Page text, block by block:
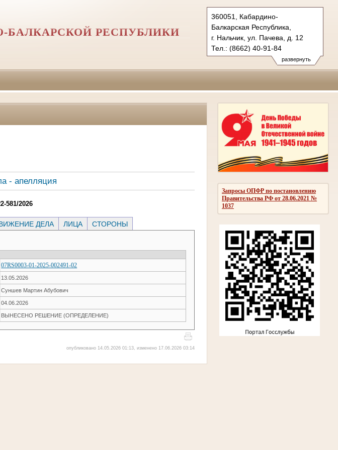
развернуть
360051, Кабардино-
Балкарская Республика,
г. Нальчик, ул. Пачева, д. 12
Тел.: (8662) 40-91-84
vs.kbr@sudrf.ru
БАЛКАРСКОЙ РЕСПУБЛИКИ
Запросы ОПФР по постановлению
Правительства РФ от 28.06.2021 №
1037
- апелляция
581/2026
ДЕЛА ЛИЦА СТОРОНЫ
07RS0003-01-2025-002491-02
13.05.2026
Суншев Мартин Абубович
04.06.2026
ВЫНЕСЕНО РЕШЕНИЕ (ОПРЕДЕЛЕНИЕ)
опубликовано 14.05.2026 01:13, изменено 17.06.2026 03:14